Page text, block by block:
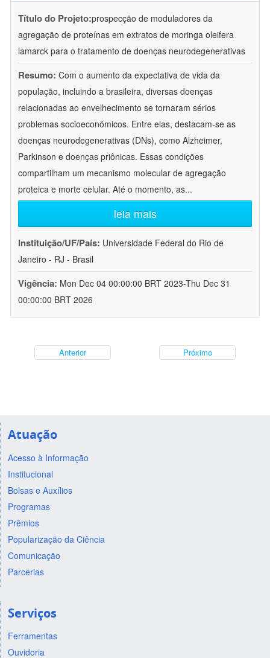
Título do Projeto:prospecção de moduladores da
agregação de proteínas em extratos de moringa oleifera
lamarck para o tratamento de doenças neurodegenerativas
Resumo: Com o aumento da expectativa de vida da
população, incluindo a brasileira, diversas doenças
relacionadas ao envelhecimento se tornaram sérios
problemas socioeconômicos. Entre elas, destacam-se as
doenças neurodegenerativas (DNs), como Alzheimer,
Parkinson e doenças priônicas. Essas condições
compartilham um mecanismo molecular de agregação
proteica e morte celular. Até o momento, as...
leia mais
Instituição/UF/País: Universidade Federal do Rio de
Janeiro - RJ - Brasil
Vigência: Mon Dec 04 00:00:00 BRT 2023-Thu Dec 31
00:00:00 BRT 2026
Anterior Próximo
Atuação
Acesso à Informação
Institucional
Bolsas e Auxílios
Programas
Prêmios
Popularização da Ciência
Comunicação
Parcerias
Serviços
Ferramentas
Ouvidoria